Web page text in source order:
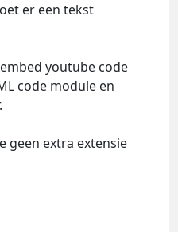
er een tekst
youtube code
code module en
geen extra extensie